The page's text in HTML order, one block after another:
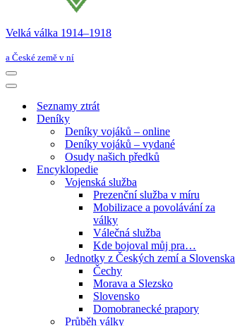
Velká válka 1914–⁠⁠⁠⁠⁠⁠1918
a České země v ní
Navigační
menu
Navigační
Seznamy ztrát
Deníky
Deníky vojáků – online
Deníky vojáků – vydané
Osudy našich předků
Encyklopedie
Vojenská služba
Prezenční služba v míru
Mobilizace a povolávání za
války
Válečná služba
Kde bojoval můj pra…
Jednotky z Českých zemí a Slovenska
Čechy
Morava a Slezsko
Slovensko
Domobranecké prapory
Průběh války